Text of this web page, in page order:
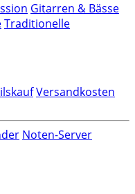
Gitarren & Bässe
Traditionelle
Versandkosten
Noten-Server